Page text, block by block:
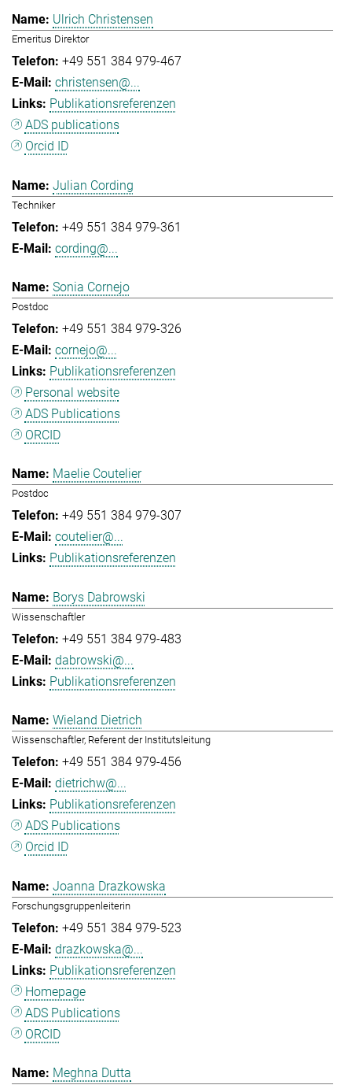
Ulrich Christensen
Emeritus Direktor
+49 551 384 979-467
christensen@...
Publikationsreferenzen
ADS publications
Orcid ID
Julian Cording
Techniker
+49 551 384 979-361
cording@...
Sonia Cornejo
Postdoc
+49 551 384 979-326
cornejo@...
Publikationsreferenzen
Personal website
ADS Publications
ORCID
Maelie Coutelier
Postdoc
+49 551 384 979-307
coutelier@...
Publikationsreferenzen
Borys Dabrowski
Wissenschaftler
+49 551 384 979-483
dabrowski@...
Publikationsreferenzen
Wieland Dietrich
Wissenschaftler, Referent der Institutsleitung
+49 551 384 979-456
dietrichw@...
Publikationsreferenzen
ADS Publications
Orcid ID
Joanna Drazkowska
Forschungsgruppenleiterin
+49 551 384 979-523
drazkowska@...
Publikationsreferenzen
Homepage
ADS Publications
ORCID
Meghna Dutta